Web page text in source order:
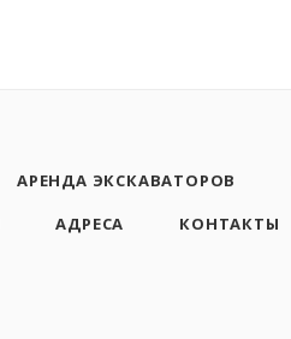
АРЕНДА ЭКСКАВАТОРОВ
АДРЕСА КОНТАКТЫ